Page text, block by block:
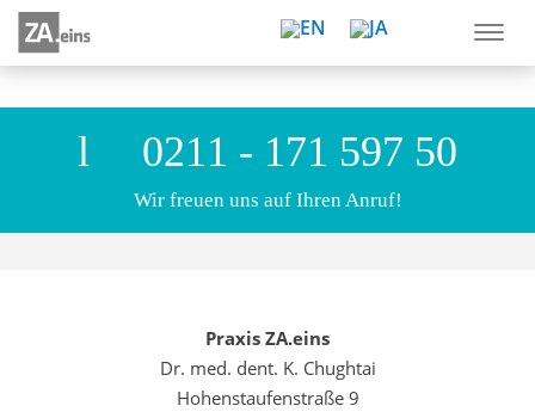
0211 - 171 597 50
Wir freuen uns auf Ihren Anruf!
Praxis ZA.eins
Dr. med. dent. K. Chughtai
Hohenstaufenstraße 9